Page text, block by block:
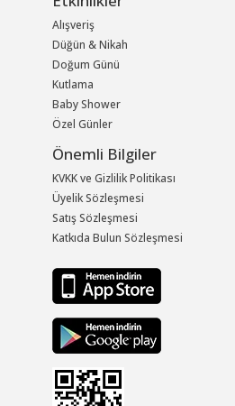
Alışveriş
Düğün & Nikah
Doğum Günü
Kutlama
Baby Shower
Özel Günler
Önemli Bilgiler
KVKK ve Gizlilik Politikası
Üyelik Sözleşmesi
Satış Sözleşmesi
Katkıda Bulun Sözleşmesi